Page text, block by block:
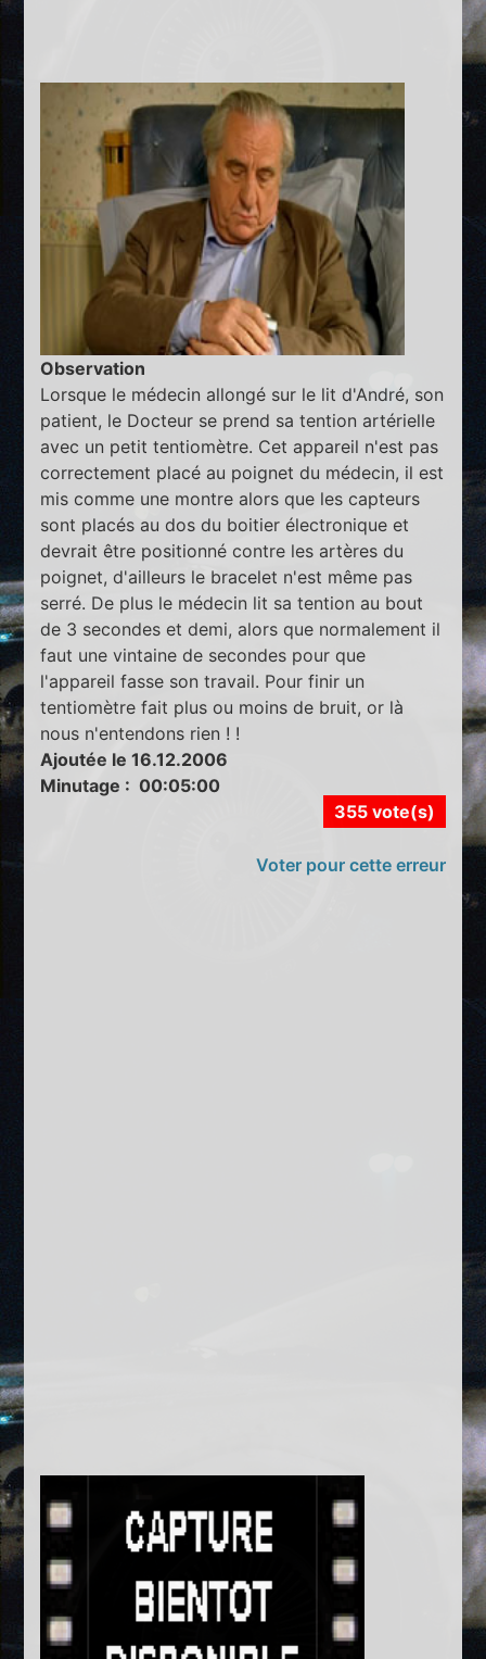
Observation
Lorsque le médecin allongé sur le lit d'André, son
patient, le Docteur se prend sa tention artérielle
avec un petit tentiomètre. Cet appareil n'est pas
correctement placé au poignet du médecin, il est
mis comme une montre alors que les capteurs
sont placés au dos du boitier électronique et
devrait être positionné contre les artères du
poignet, d'ailleurs le bracelet n'est même pas
serré. De plus le médecin lit sa tention au bout
de 3 secondes et demi, alors que normalement il
faut une vintaine de secondes pour que
l'appareil fasse son travail. Pour finir un
tentiomètre fait plus ou moins de bruit, or là
nous n'entendons rien ! !
Ajoutée le 16.12.2006
Minutage : 00:05:00
355 vote(s)
Voter pour cette erreur